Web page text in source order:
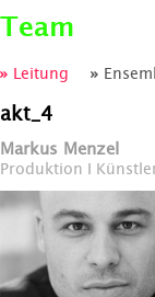
Team
Leitung
akt_4
Markus Menzel
Produktion I